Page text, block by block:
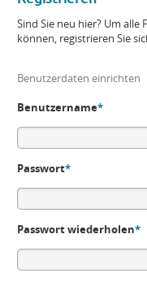
Sind Sie neu hier? Um alle
können, registrieren Sie
Benutzerdaten einrichten
Benutzername*
Passwort*
Passwort wiederholen*